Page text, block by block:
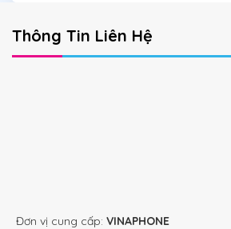
Thông Tin Liên Hệ
Đơn vị cung cấp: VINAPHONE